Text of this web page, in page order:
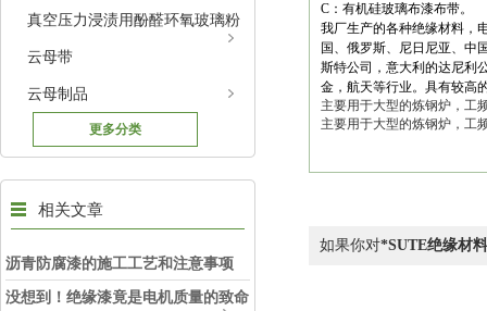
真空压力浸渍用酚醛环氧玻璃粉
云母带
云母制品
更多分类
相关文章
沥青防腐漆的施工工艺和注意事项
没想到！绝缘漆竟是电机质量的致命
C：有机硅玻璃布漆布带。
我厂生产的各种绝缘材料，
国、俄罗斯、尼日尼亚、中
斯特公司，意大利的达尼利
金，航天等行业。具有较高
主要用于大型的炼钢炉，工
主要用于大型的炼钢炉，工
如果你对*SUTE绝缘材